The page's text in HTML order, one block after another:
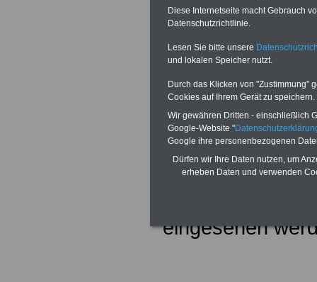
Durchführung
Erlaß vom
Die Hess.
Merkblatt sowie
eingesehen
Diese Internetseite macht Gebrauch
Datenschutzrichtlinie.
Lesen Sie bitte unsere
und lokalen Speicher nutzt.
Durch das Klicken von "Zustimmung"
Cookies auf Ihrem Gerät zu speichern.
Wir gewähren Dritten - einschließlich
Google-Website "
Google ihre personenbezogenen
Dürfen wir Ihre Daten nutzen, um
erheben Daten und verwenden